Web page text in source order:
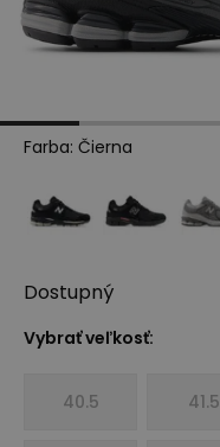
Farba: Čierna
Dostupný
Vybrať veľkosť:
40.5 41.5